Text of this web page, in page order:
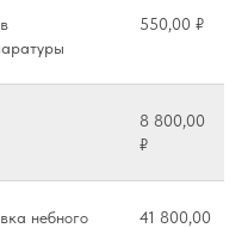
550,00 ₽
8 800,00
₽
небного
41 800,00